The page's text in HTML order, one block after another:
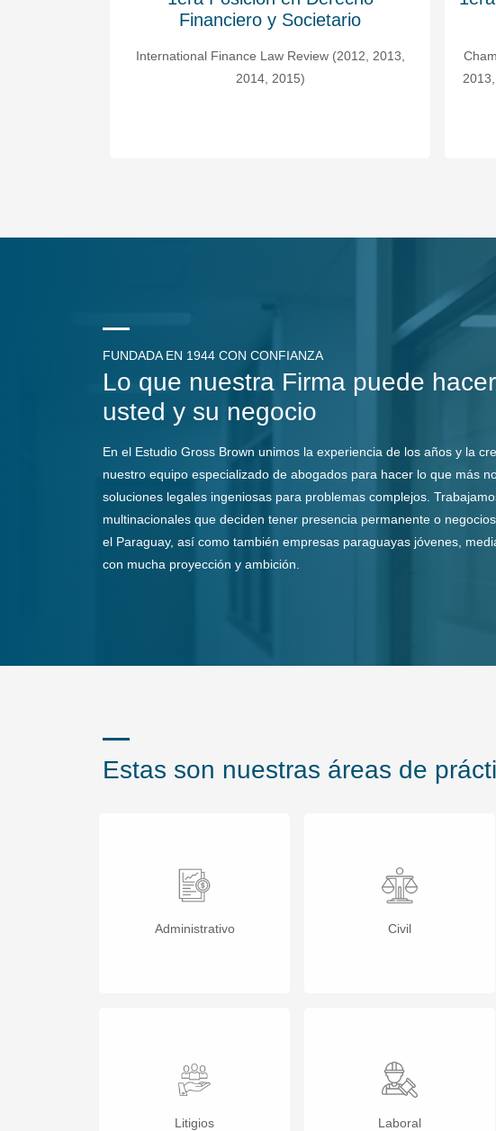
y Societario
Chambers & Partners Latin America Guide (2012,
2013, 2014, 2015, 2019, 2020, 2021, 2022, 2023)
FUNDADA EN 1944 CON CONFIANZA
Lo que nuestra Firma puede
usted y su negocio
En el Estudio Gross Brown unimos la experiencia de los años y la
nuestro equipo especializado de abogados para hacer lo que más
soluciones legales ingeniosas para problemas complejos.
multinacionales que deciden tener presencia permanente o
el Paraguay, así como también empresas paraguayas jóvenes,
con mucha proyección y ambición.
Estas son nuestras áreas de
Administrativo Civil
Litigios Laboral